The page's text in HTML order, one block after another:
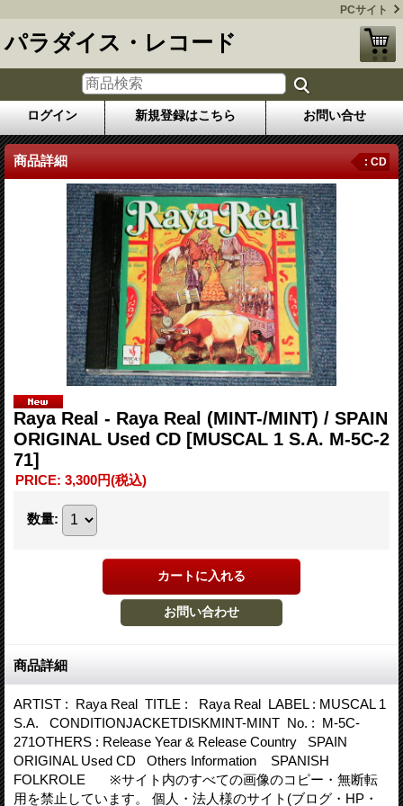
PCサイト
パラダイス・レコード
ログイン 新規登録はこちら お問い合せ
商品詳細 : CD
Raya Real - Raya Real (MINT-/MINT) / SPAIN
ORIGINAL Used CD [MUSCAL 1 S.A. M-5C-2
71]
PRICE: 3,300円(税込)
数量:
商品詳細
ARTIST : Raya Real TITLE : Raya Real LABEL : MUSCAL 1
S.A. CONDITIONJACKETDISKMINT-MINT No. : M-5C-
271OTHERS : Release Year & Release Country SPAIN
ORIGINAL Used CD Others Information SPANISH
FOLKROLE ※サイト内のすべての画像のコピー・無断転
用を禁止しています。 個人・法人様のサイト(ブログ・HP・